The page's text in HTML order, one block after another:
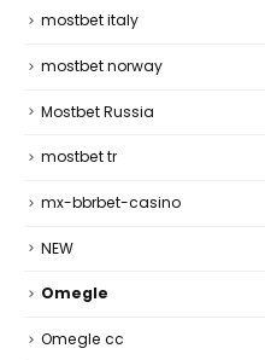
mostbet italy
mostbet norway
Mostbet Russia
mostbet tr
mx-bbrbet-casino
NEW
Omegle
Omegle cc